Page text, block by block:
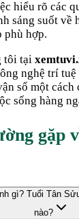
hiểu rõ các
sáng suốt về
phù hợp.
tôi tại
nghệ trí tuệ
số một
sống hàng
gặp
gì? Tuổi Tân
nào?